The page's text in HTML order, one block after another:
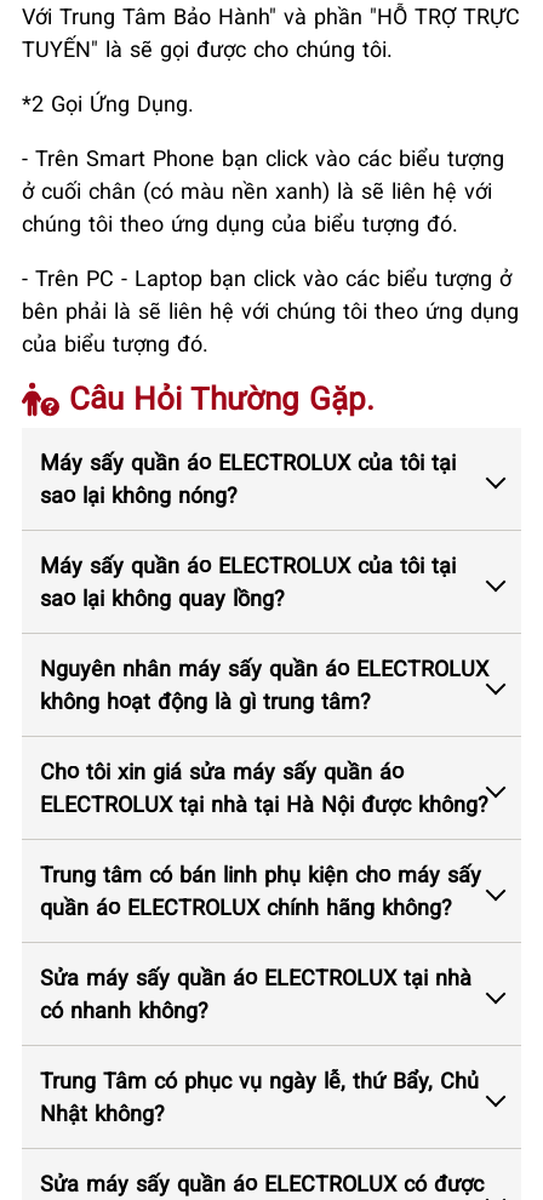
Với Trung Tâm Bảo Hành" và phần "HỖ TRỢ TRỰC
TUYẾN" là sẽ gọi được cho chúng tôi.
*2 Gọi Ứng Dụng.
- Trên Smart Phone bạn click vào các biểu tượng
ở cuối chân (có màu nền xanh) là sẽ liên hệ với
chúng tôi theo ứng dụng của biểu tượng đó.
- Trên PC - Laptop bạn click vào các biểu tượng ở
bên phải là sẽ liên hệ với chúng tôi theo ứng dụng
của biểu tượng đó.
Câu Hỏi Thường Gặp.
Máy sấy quần áo ELECTROLUX của tôi tại
sao lại không nóng?
Máy sấy quần áo ELECTROLUX của tôi tại
sao lại không quay lồng?
Nguyên nhân máy sấy quần áo ELECTROLUX
không hoạt động là gì trung tâm?
Cho tôi xin giá sửa máy sấy quần áo
ELECTROLUX tại nhà tại Hà Nội được không?
Trung tâm có bán linh phụ kiện cho máy sấy
quần áo ELECTROLUX chính hãng không?
Sửa máy sấy quần áo ELECTROLUX tại nhà
có nhanh không?
Trung Tâm có phục vụ ngày lễ, thứ Bẩy, Chủ
Nhật không?
Sửa máy sấy quần áo ELECTROLUX có được